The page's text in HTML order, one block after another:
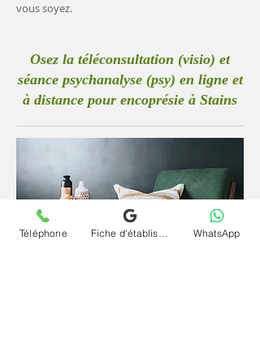
vous soyez.
Osez la téléconsultation (visio) et
séance psychanalyse (psy) en ligne et
à distance pour encoprésie à Stains
Téléphone WhatsApp